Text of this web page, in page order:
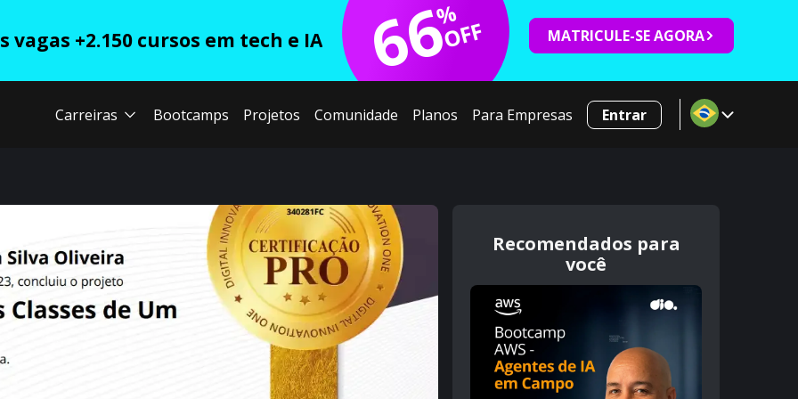
vagas +2.150 cursos em tech e IA 66
%
OFF MATRICULE-SE AGORA
Carreiras Bootcamps Projetos Comunidade Planos Para Empresas Entrar
Recomendados para
você